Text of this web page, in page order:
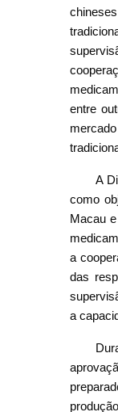
entre
A
como
Macau
a
das
a